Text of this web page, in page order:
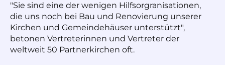
"Sie sind eine der wenigen Hilfsorgranisationen,
die uns noch bei Bau und Renovierung unserer
Kirchen und Gemeindehäuser unterstützt",
betonen Vertreterinnen und Vertreter der
weltweit 50 Partnerkirchen oft.